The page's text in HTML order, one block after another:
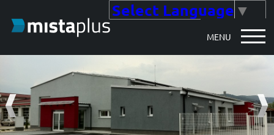
MENU
Select Language ▼